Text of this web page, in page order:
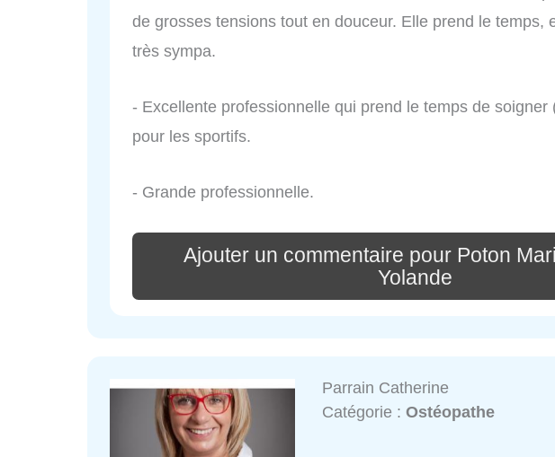
de grosses tensions tout en douceur. Elle prend le temps,
très sympa.
- Excellente professionnelle qui prend le temps de soigner
pour les sportifs.
- Grande professionnelle.
Ajouter un commentaire pour Poton
Yolande
Parrain Catherine
Catégorie :Ostéopathe